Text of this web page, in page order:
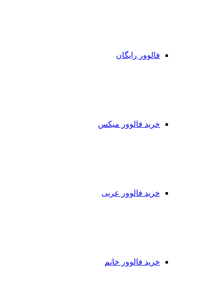
فالوور رایگان
خرید فالوور میکس
خرید فالوور عربی
خرید فالوور خانم